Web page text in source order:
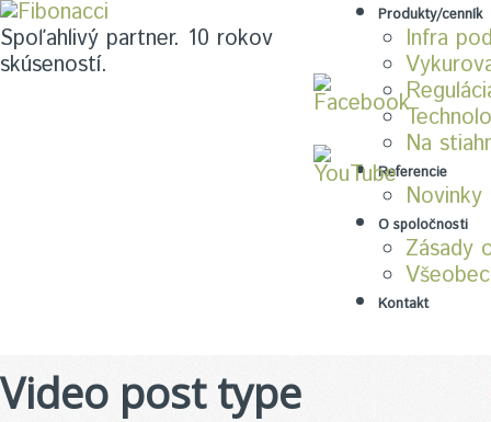
Spoľahlivý partner. 10 rokov
skúseností.
Produkty/cenník
Infra
Na
Referencie
Novinky
O spoločnosti
Zásady
Kontakt
Video post type